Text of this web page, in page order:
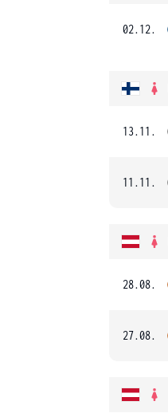
02.12.
13.11.
11.11.
28.08.
27.08.